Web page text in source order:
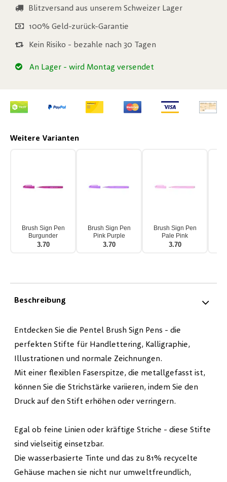
Blitzversand aus unserem Schweizer Lager
100% Geld-zurück-Garantie
Kein Risiko - bezahle nach 30 Tagen
An Lager - wird Montag versendet
Weitere Varianten
Brush Sign Pen
Burgunder
3.70
Brush Sign Pen
Pink Purple
3.70
Brush Sign Pen
Pale Pink
3.70
Beschreibung
Entdecken Sie die Pentel Brush Sign Pens - die
perfekten Stifte für Handlettering, Kalligraphie,
Illustrationen und normale Zeichnungen.
Mit einer flexiblen Faserspitze, die metallgefasst ist,
können Sie die Strichstärke variieren, indem Sie den
Druck auf den Stift erhöhen oder verringern.
Egal ob feine Linien oder kräftige Striche - diese Stifte
sind vielseitig einsetzbar.
Die wasserbasierte Tinte und das zu 81% recycelte
Gehäuse machen sie nicht nur umweltfreundlich,